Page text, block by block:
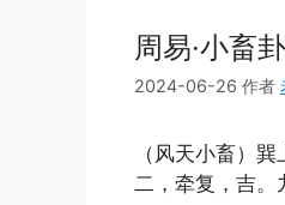
周易·小畜卦
2024-06-26 作者
（风天小畜）
二，牵复，吉